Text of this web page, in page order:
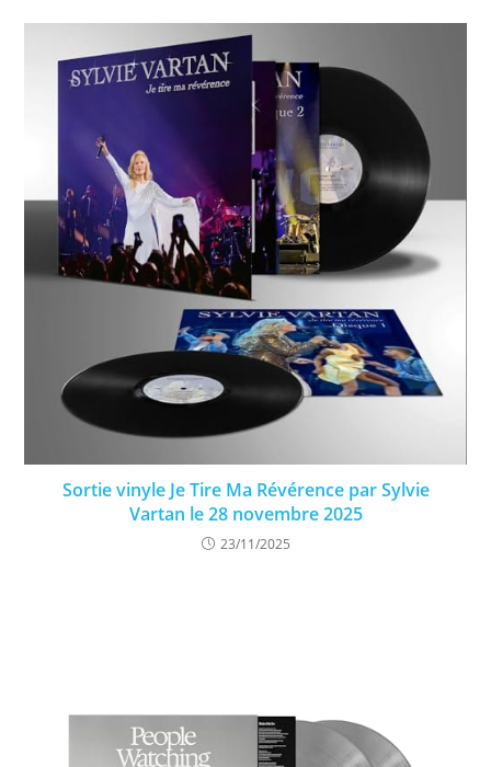
Sortie vinyle Je Tire Ma Révérence par Sylvie
Vartan le 28 novembre 2025
23/11/2025